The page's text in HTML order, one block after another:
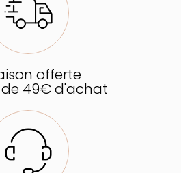
offerte
49€ d'achat